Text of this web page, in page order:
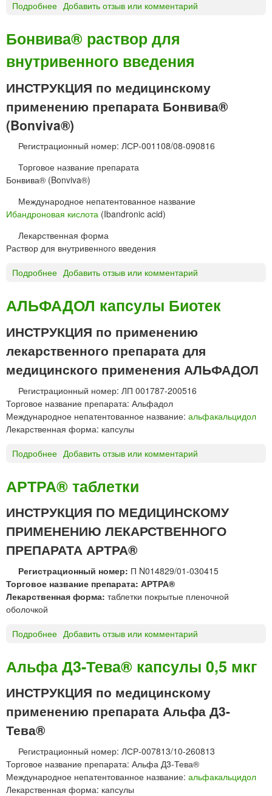
з
о
н
»
Подробнее
А
Л
Г
А
Н
Ф
И
Д
И
р
а
с
т
о
р
в
н
у
т
р
с
у
с
т
а
г
о
в
е
е
н
и
я
Добавить отзыв или комментарий
Бонвива® раствор для
внутривенного введения
ИНСТРУКЦИЯ по медицинскому
применению препарата Бонвива®
(Bonviva®)
Регистрационный номер: ЛСР-001108/08-090816
Торговое название препарата
Бонвива® (Bonviva®)
Международное непатентованное название
Ибандроновая кислота (Ibandronic acid)
Лекарственная форма
Раствор для внутривенного введения
Подробнее
о
н
и
в
®
р
а
с
т
л
в
н
т
и
о
в
е
д
и
я
Добавить отзыв или комментарий
АЛЬФАДОЛ капсулы Биотек
ИНСТРУКЦИЯ по применению
лекарственного препарата для
медицинского применения АЛЬФАДОЛ
Регистрационный номер: ЛП 001787-200516
Торговое название препарата: Альфадол
Международное непатентованное название: альфакальцидол
Лекарственная форма: капсулы
Подробнее
Л
Ь
А
Д
Л
к
а
п
и
т
е
Добавить отзыв или комментарий
АРТРА® таблетки
ИНСТРУКЦИЯ ПО МЕДИЦИНСКОМУ
ПРИМЕНЕНИЮ ЛЕКАРСТВЕННОГО
ПРЕПАРАТА АРТРА®
Регистрационный номер: П N014829/01-030415
Торговое название препарата: АРТРА®
Лекарственная форма: таблетки покрытые пленочной
оболочкой
Подробнее
Т
А
®
б
л
е
т
Добавить отзыв или комментарий
Альфа Д3-Тева® капсулы 0,5 мкг
ИНСТРУКЦИЯ по медицинскому
применению препарата Альфа Д3-
Тева®
Регистрационный номер: ЛСР-007813/10-260813
Торговое название препарата: Альфа Д3-Тева®
Международное непатентованное название: альфакальцидол
Лекарственная форма: капсулы